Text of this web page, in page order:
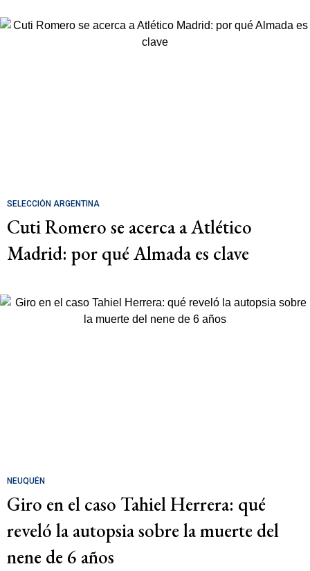
SELECCIÓN ARGENTINA
Cuti Romero se acerca a Atlético
Madrid: por qué Almada es clave
NEUQUÉN
Giro en el caso Tahiel Herrera: qué
reveló la autopsia sobre la muerte del
nene de 6 años